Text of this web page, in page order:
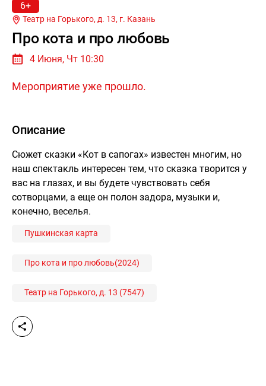
6+
Театр на Горького, д. 13, г. Казань
Про кота и про любовь
4 Июня, Чт 10:30
Мероприятие уже прошло.
Описание
Сюжет сказки «Кот в сапогах» известен многим, но
наш спектакль интересен тем, что сказка творится у
вас на глазах, и вы будете чувствовать себя
сотворцами, а еще он полон задора, музыки и,
конечно, веселья.
Пушкинская карта
Про кота и про любовь(2024)
Театр на Горького, д. 13 (7547)